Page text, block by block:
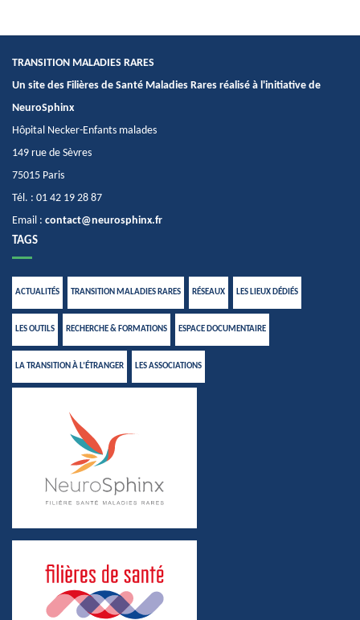
TRANSITION MALADIES RARES
Un site des Filières de Santé Maladies Rares réalisé à l'initiative de
NeuroSphinx
Hôpital Necker-Enfants malades
149 rue de Sèvres
75015 Paris
Tél. : 01 42 19 28 87
Email : contact@neurosphinx.fr
TAGS
ACTUALITÉS TRANSITION MALADIES RARES RÉSEAUX LES LIEUX DÉDIÉS
LES OUTILS RECHERCHE & FORMATIONS ESPACE DOCUMENTAIRE
LA TRANSITION À L’ÉTRANGER LES ASSOCIATIONS